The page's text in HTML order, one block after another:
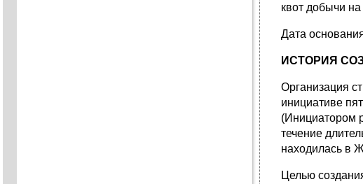
квот добычи
Дата
ИСТОРИЯ
Организация
инициативе
(Инициатором
течение
находилась в
Целью